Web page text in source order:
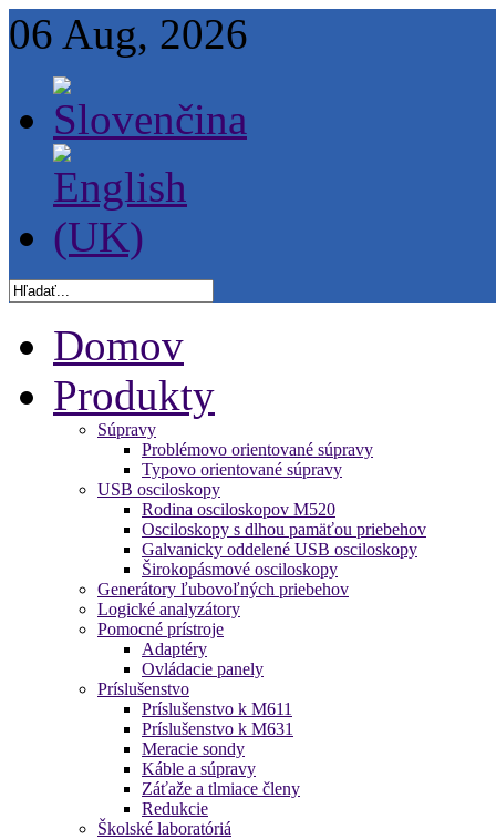
06 Aug, 2026
Domov
Produkty
Súpravy
Problémovo orientované súpravy
Typovo orientované súpravy
USB osciloskopy
Rodina osciloskopov M520
Osciloskopy s dlhou pamäťou priebehov
Galvanicky oddelené USB osciloskopy
Širokopásmové osciloskopy
Generátory ľubovoľných priebehov
Logické analyzátory
Pomocné prístroje
Adaptéry
Ovládacie panely
Príslušenstvo
Príslušenstvo k M611
Príslušenstvo k M631
Meracie sondy
Káble a súpravy
Záťaže a tlmiace členy
Redukcie
Školské laboratóriá